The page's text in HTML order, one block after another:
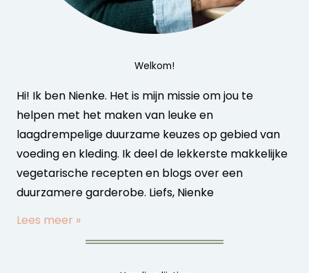
Welkom!
Hi! Ik ben Nienke. Het is mijn missie om jou te
helpen met het maken van leuke en
laagdrempelige duurzame keuzes op gebied van
voeding en kleding. Ik deel de lekkerste makkelijke
vegetarische recepten en blogs over een
duurzamere garderobe. Liefs, Nienke
Lees meer »